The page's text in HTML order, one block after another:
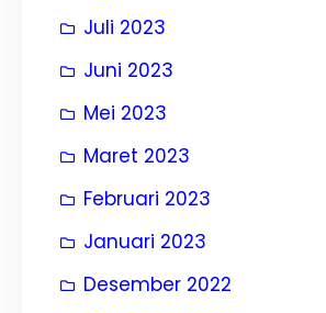
Juli 2023
Juni 2023
Mei 2023
Maret 2023
Februari 2023
Januari 2023
Desember 2022